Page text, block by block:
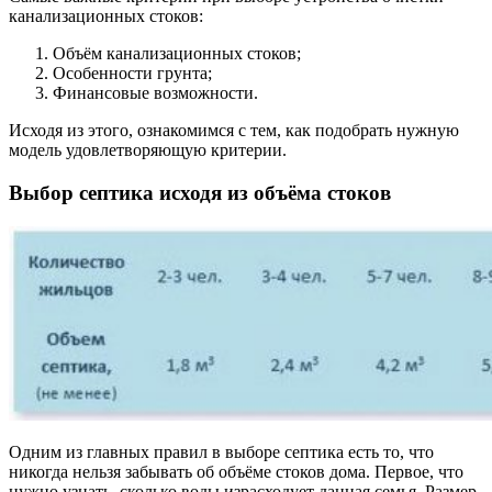
канализационных стоков:
Объём канализационных стоков;
Особенности грунта;
Финансовые возможности.
Исходя из этого, ознакомимся с тем, как подобрать нужную
модель удовлетворяющую критерии.
Выбор септика исходя из объёма стоков
Одним из главных правил в выборе септика есть то, что
никогда нельзя забывать об объёме стоков дома. Первое, что